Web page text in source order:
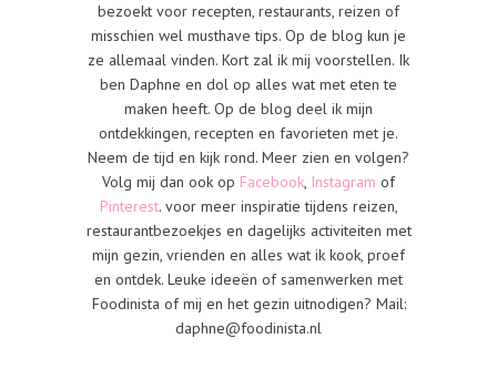
bezoekt voor recepten, restaurants, reizen of
misschien wel musthave tips. Op de blog kun je
ze allemaal vinden. Kort zal ik mij voorstellen. Ik
ben Daphne en dol op alles wat met eten te
maken heeft. Op de blog deel ik mijn
ontdekkingen, recepten en favorieten met je.
Neem de tijd en kijk rond. Meer zien en volgen?
Volg mij dan ook op Facebook, Instagram of
Pinterest. voor meer inspiratie tijdens reizen,
restaurantbezoekjes en dagelijks activiteiten met
mijn gezin, vrienden en alles wat ik kook, proef
en ontdek. Leuke ideeën of samenwerken met
Foodinista of mij en het gezin uitnodigen? Mail:
daphne@foodinista.nl